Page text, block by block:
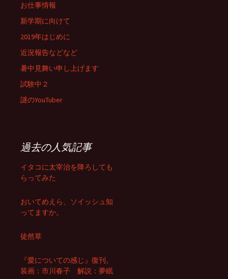
お仕事情報
新学期に向けて
2019年はじめに
近況報告などなど
暑中見舞い申し上げます
試験中２
謎のYouTuber
過去の人気記事
イタコに太宰治を降ろしても
らってみた
おいてめえら、ソイッシュ知
ってますか。
徒然草
『愛についての感じ』復刊。
装画：市川春子 解説：夢眠